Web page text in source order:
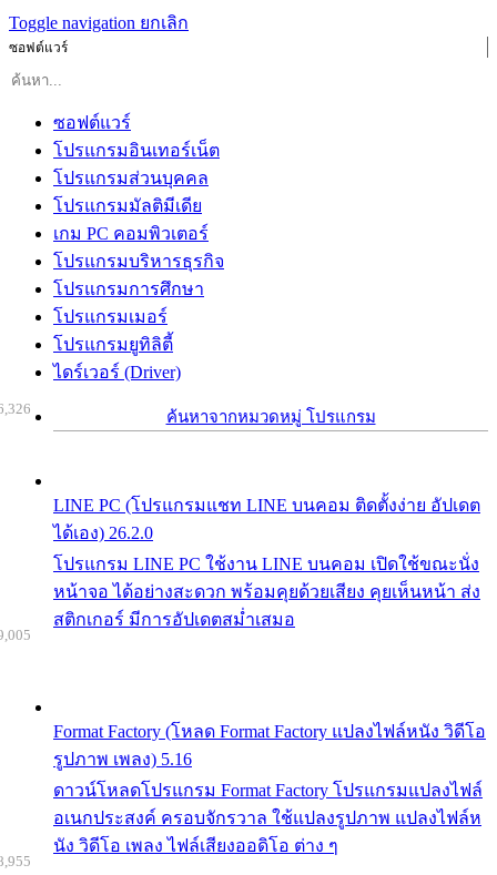
Toggle navigation ยกเลิก
ซอฟต์แวร์
ซอฟต์แวร์
โปรแกรมอินเทอร์เน็ต
โปรแกรมส่วนบุคคล
โปรแกรมมัลติมีเดีย
เกม PC คอมพิวเตอร์
โปรแกรมบริหารธุรกิจ
โปรแกรมการศึกษา
โปรแกรมเมอร์
โปรแกรมยูทิลิตี้
ไดร์เวอร์ (Driver)
ค้นหาจากหมวดหมู่ โปรแกรม
LINE PC (โปรแกรมแชท LINE บนคอม ติดตั้งง่าย อัปเดต
ได้เอง) 26.2.0
โปรแกรม LINE PC ใช้งาน LINE บนคอม เปิดใช้ขณะนั่ง
หน้าจอ ได้อย่างสะดวก พร้อมคุยด้วยเสียง คุยเห็นหน้า ส่ง
สติกเกอร์ มีการอัปเดตสม่ำเสมอ
Format Factory (โหลด Format Factory แปลงไฟล์หนัง วิดีโอ
รูปภาพ เพลง) 5.16
ดาวน์โหลดโปรแกรม Format Factory โปรแกรมแปลงไฟล์
อเนกประสงค์ ครอบจักรวาล ใช้แปลงรูปภาพ แปลงไฟล์ห
นัง วิดีโอ เพลง ไฟล์เสียงออดิโอ ต่าง ๆ